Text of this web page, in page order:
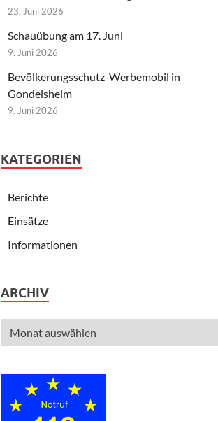
23. Juni 2026
Schauübung am 17. Juni
9. Juni 2026
Bevölkerungsschutz-Werbemobil in
Gondelsheim
9. Juni 2026
KATEGORIEN
Berichte
Einsätze
Informationen
ARCHIV